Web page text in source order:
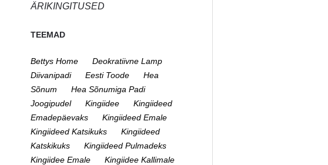
ÄRIKINGITUSED
TEEMAD
Bettys Home
Deokratiivne Lamp
Diivanipadi
Eesti Toode
Hea
Sõnum
Hea Sõnumiga Padi
Joogipudel
Kingiidee
Kingiideed
Emadepäevaks
Kingiideed Emale
Kingiideed Katsikuks
Kingiideed
Katskikuks
Kingiideed Pulmadeks
Kingiidee Emale
Kingiidee Kallimale